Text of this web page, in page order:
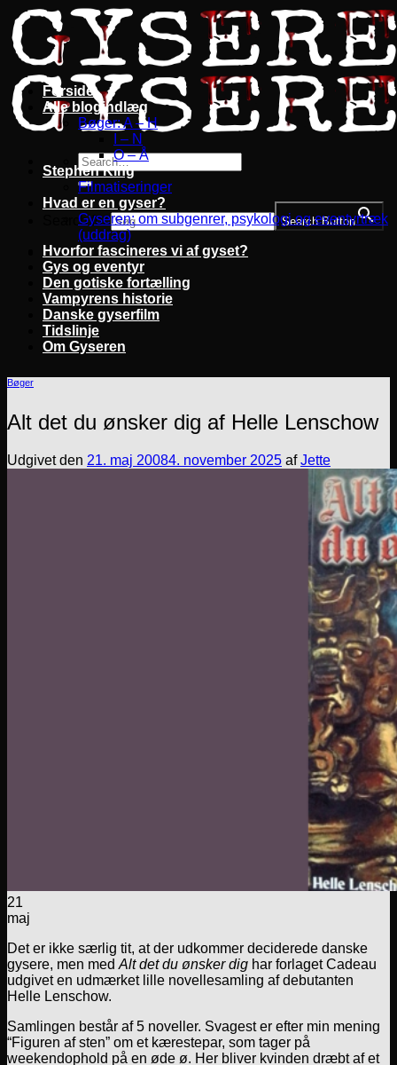
Fortsæt
til
indhold
Search for: Search Button
Forside
Alle blogindlæg
Bøger: A – H
I – N
O – Å
Stephen King
Filmatiseringer
Hvad er en gyser?
Gyseren: om subgenrer, psykologi og eventyrtræk
(uddrag)
Hvorfor fascineres vi af gyset?
Gys og eventyr
Den gotiske fortælling
Vampyrens historie
Danske gyserfilm
Tidslinje
Om Gyseren
Bøger
Alt det du ønsker dig af Helle Lenschow
Udgivet den 21. maj 20084. november 2025 afJette
21
maj
Det er ikke særlig tit, at der udkommer deciderede danske
gysere, men med Alt det du ønsker dig har forlaget Cadeau
udgivet en udmærket lille novellesamling af debutanten
Helle Lenschow.
Samlingen består af 5 noveller. Svagest er efter min mening
“Figuren af sten” om et kærestepar, som tager på
weekendophold på en øde ø. Her bliver kvinden dræbt af et